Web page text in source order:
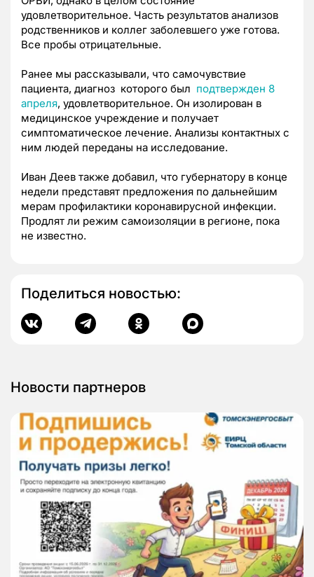
удовлетворительное. Часть результатов анализов
родственников и коллег заболевшего уже готова.
Все пробы отрицательные.
Ранее мы рассказывали, что самочувствие
пациента, диагноз которого был подтвержден 8
апреля, удовлетворительное. Он изолирован в
медицинское учреждение и получает
симптоматическое лечение. Анализы контактных с
ним людей переданы на исследование.
Иван Деев также добавил, что губернатору в конце
недели представят предложения по дальнейшим
мерам профилактики коронавирусной инфекции.
Продлят ли режим самоизоляции в регионе, пока
не известно.
Поделиться новостью:
Новости партнеров